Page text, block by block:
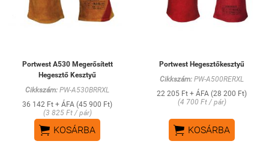
Portwest A530 Megerősített
Hegesztő Kesztyű
Cikkszám: PW-A530BRRXL
36 142 Ft + ÁFA (45 900 Ft)
(3 825 Ft / pár)
 KOSÁRBA
Portwest Hegesztőkesztyű
Cikkszám: PW-A500RERXL
22 205 Ft + ÁFA (28 200 Ft)
(4 700 Ft / pár)
 KOSÁRBA